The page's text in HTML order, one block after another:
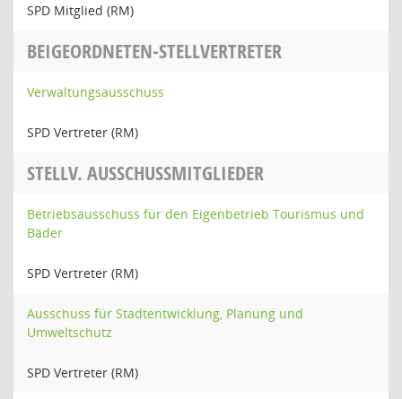
SPD Mitglied (RM)
BEIGEORDNETEN-STELLVERTRETER
Verwaltungsausschuss
SPD Vertreter (RM)
STELLV. AUSSCHUSSMITGLIEDER
Betriebsausschuss für den Eigenbetrieb Tourismus und
Bäder
SPD Vertreter (RM)
Ausschuss für Stadtentwicklung, Planung und
Umweltschutz
SPD Vertreter (RM)